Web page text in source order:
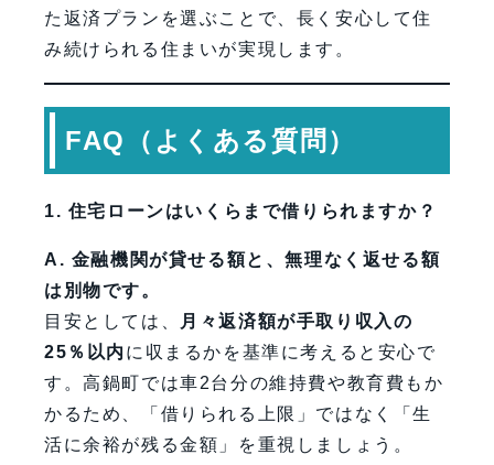
た返済プランを選ぶことで、長く安心して住
み続けられる住まいが実現します。
FAQ（よくある質問）
1. 住宅ローンはいくらまで借りられますか？
A. 金融機関が貸せる額と、無理なく返せる額
は別物です。
目安としては、
月々返済額が手取り収入の
25％以内 に収まるかを基準に考えると安心で
す。高鍋町では車2台分の維持費や教育費もか
かるため、「借りられる上限」ではなく「生
活に余裕が残る金額」を重視しましょう。